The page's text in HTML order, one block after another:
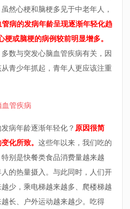
然心梗和脑梗多见于中老年人，
病的发病年龄呈现逐渐年轻化趋
梗或脑梗的病例较前明显增多。
数与突发心脑血管疾病有关，因
青少年抓起，青年人更应该注重
病年龄逐渐年轻化？ 原因很简
化所致。 这些年以来，我们吃的
别是快餐类食品消费量越来越
的热量摄入。与此同时，人们开
少，乘电梯越来越多、爬楼梯越
长、户外运动越来越少。吃得